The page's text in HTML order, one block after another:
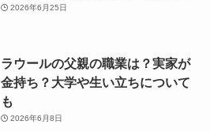
2026年6月25日
ラウールの父親の職業は？実家が
金持ち？大学や生い立ちについて
も
2026年6月8日